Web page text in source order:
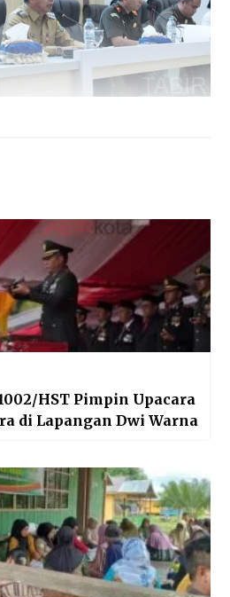
HST Pimpin Upacara
di Lapangan Dwi Warna